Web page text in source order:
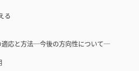
る
適応と方法─今後の方向性について─